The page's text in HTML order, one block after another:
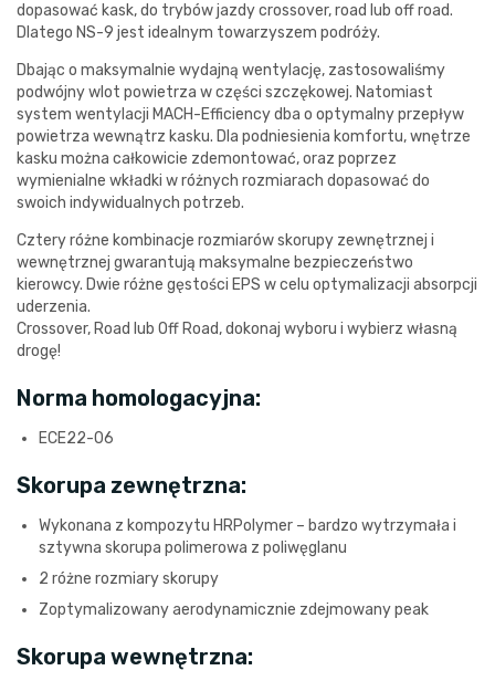
dopasować kask, do trybów jazdy crossover, road lub off road.
Dlatego NS-9 jest idealnym towarzyszem podróży.
Dbając o maksymalnie wydajną wentylację, zastosowaliśmy
podwójny wlot powietrza w części szczękowej. Natomiast
system wentylacji MACH-Efficiency dba o optymalny przepływ
powietrza wewnątrz kasku. Dla podniesienia komfortu, wnętrze
kasku można całkowicie zdemontować, oraz poprzez
wymienialne wkładki w różnych rozmiarach dopasować do
swoich indywidualnych potrzeb.
Cztery różne kombinacje rozmiarów skorupy zewnętrznej i
wewnętrznej gwarantują maksymalne bezpieczeństwo
kierowcy. Dwie różne gęstości EPS w celu optymalizacji absorpcji
uderzenia.
Crossover, Road lub Off Road, dokonaj wyboru i wybierz własną
drogę!
Norma homologacyjna:
ECE22-06
Skorupa zewnętrzna:
Wykonana z kompozytu HRPolymer – bardzo wytrzymała i
sztywna skorupa polimerowa z poliwęglanu
2 różne rozmiary skorupy
Zoptymalizowany aerodynamicznie zdejmowany peak
Skorupa wewnętrzna: